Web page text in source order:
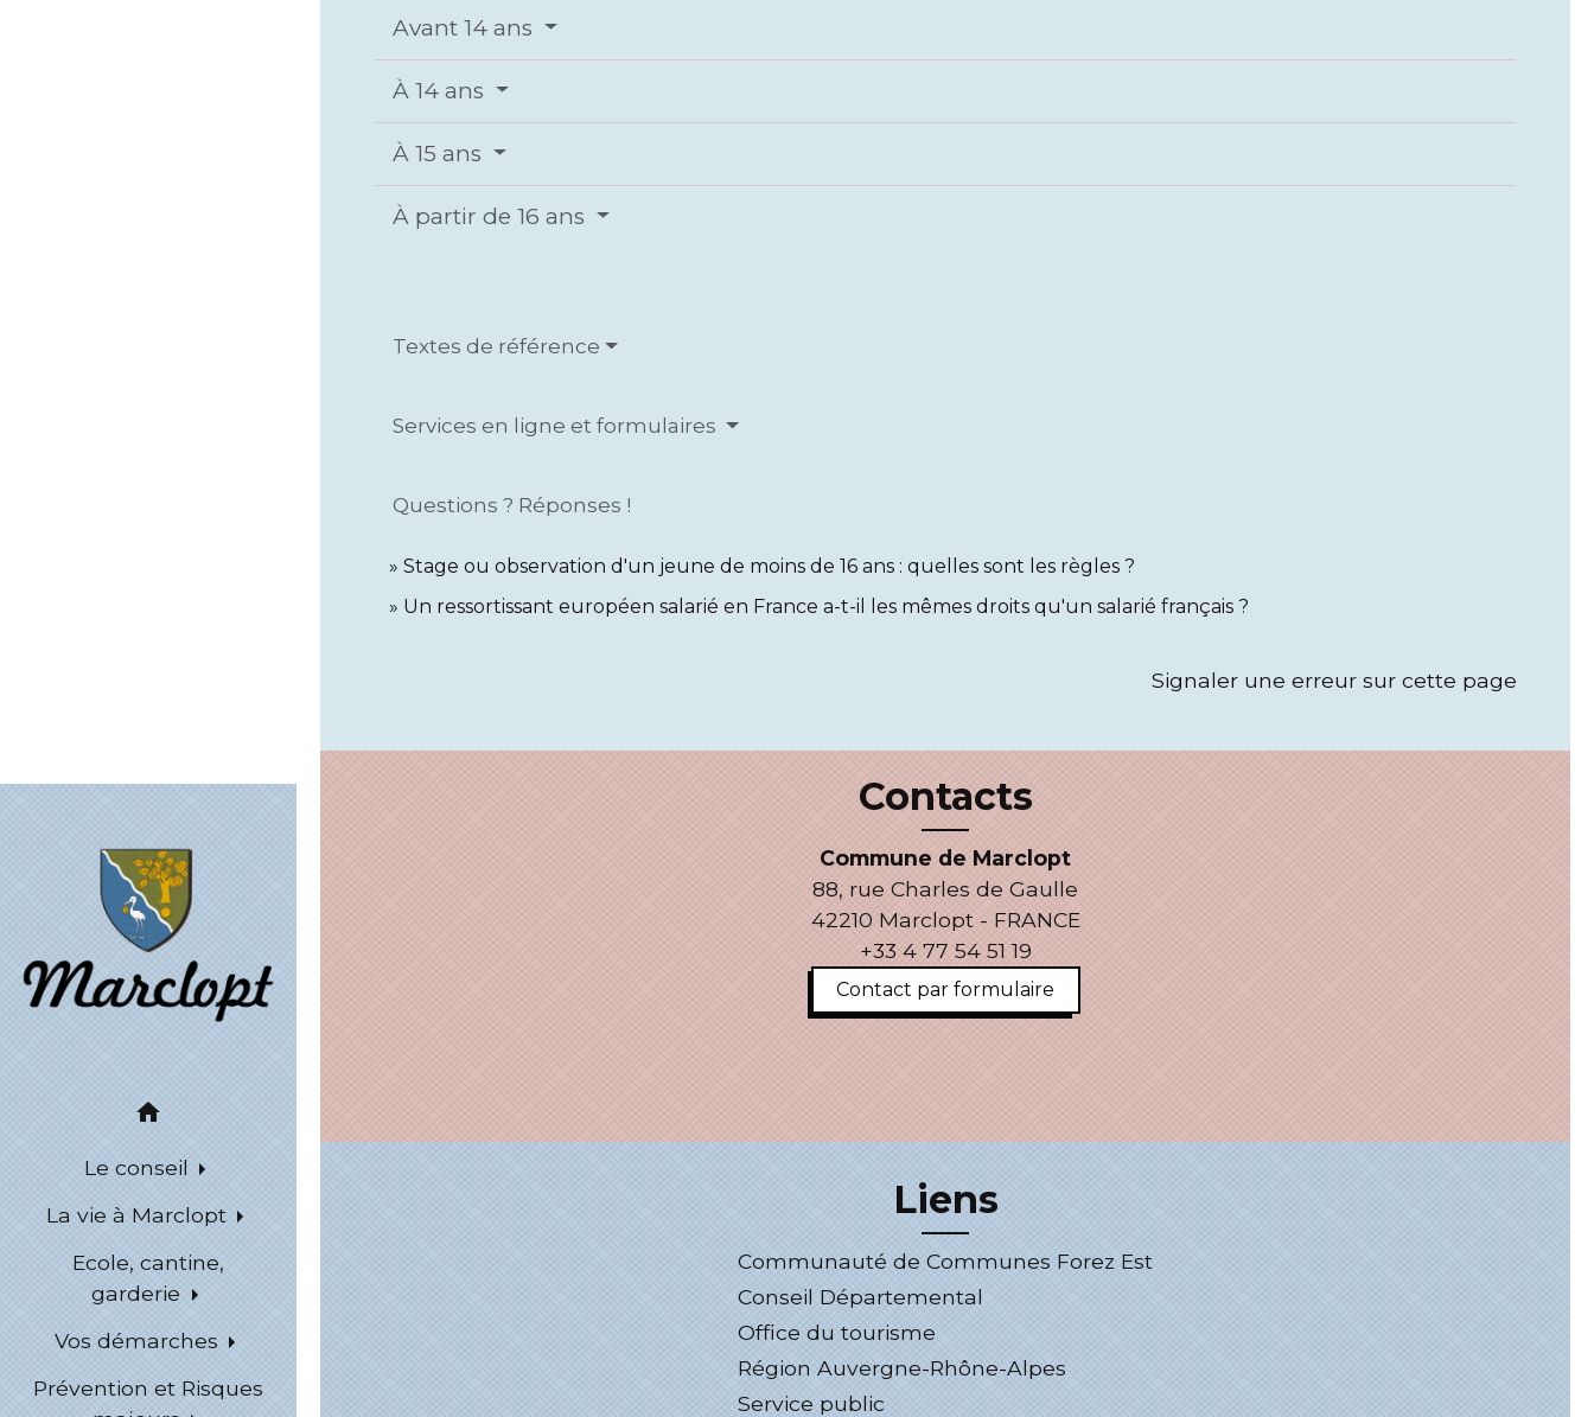
home
Le conseil
La vie à Marclopt
Ecole, cantine,
garderie
Vos démarches
Prévention et Risques
Avant 14 ans
À 14 ans
À 15 ans
À partir de 16 ans
Textes de référence
Services en ligne et formulaires
Questions ? Réponses !
Stage ou observation d'un jeune de moins de 16 ans : quelles sont les règles ?
Un ressortissant européen salarié en France a-t-il les mêmes droits qu'un salarié français ?
Signaler une erreur sur cette page
Contacts
Commune de Marclopt
88, rue Charles de Gaulle
42210 Marclopt - FRANCE
+33 4 77 54 51 19
Contact par formulaire
Liens
Communauté de Communes Forez Est
Conseil Départemental
Office du tourisme
Région Auvergne-Rhône-Alpes
Service public